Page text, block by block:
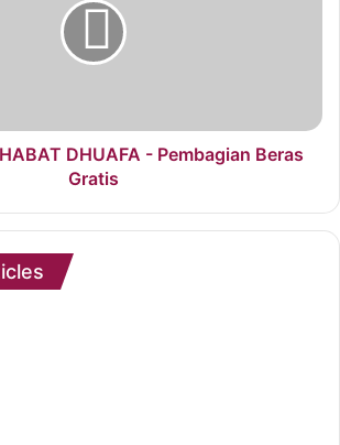
DHUAFA - Pembagian Beras
Gratis